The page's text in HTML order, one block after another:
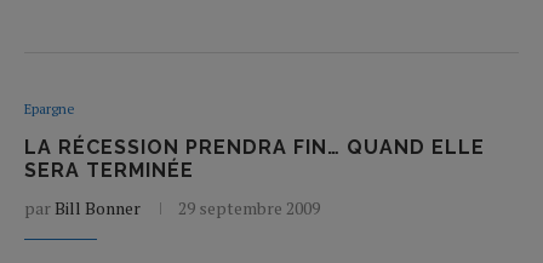
Epargne
LA RÉCESSION PRENDRA FIN… QUAND ELLE
SERA TERMINÉE
par Bill Bonner 29 septembre 2009